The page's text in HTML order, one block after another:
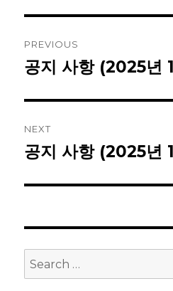
navigation
PREVIOUS
Previous
공지 사항 (2025년
NEXT
Next
공지 사항 (2025년
Search
for: